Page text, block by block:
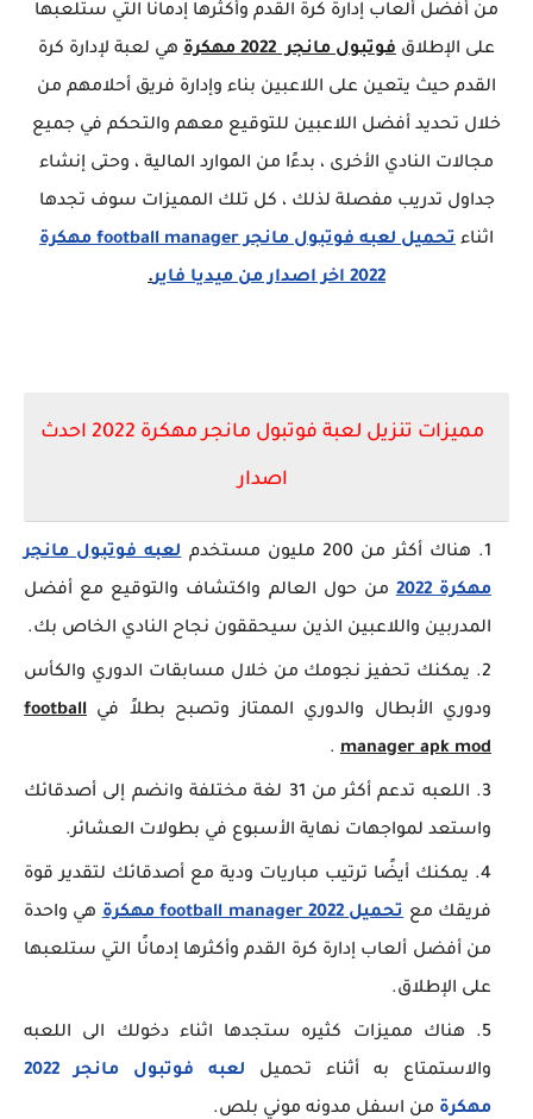
من أفضل ألعاب إدارة كرة القدم وأكثرها إدمانًا التي ستلعبها
على الإطلاق فوتبول مانجر 2022 مهكرة هي لعبة لإدارة كرة
القدم حيث يتعين على اللاعبين بناء وإدارة فريق أحلامهم من
خلال تحديد أفضل اللاعبين للتوقيع معهم والتحكم في جميع
مجالات النادي الأخرى ، بدءًا من الموارد المالية ، وحتى إنشاء
جداول تدريب مفصلة لذلك ، كل تلك المميزات سوف تجدها
اثناء
تحميل لعبه فوتبول مانجر football manager مهكرة
2022 اخر اصدار من ميديا فاير
.
مميزات تنزيل لعبة فوتبول مانجر مهكرة 2022 احدث
اصدار
هناك أكثر من 200 مليون مستخدم
لعبه فوتبول مانجر
مهكرة 2022
من حول العالم واكتشاف والتوقيع مع أفضل
المدربين واللاعبين الذين سيحققون نجاح النادي الخاص بك.
يمكنك تحفيز نجومك من خلال مسابقات الدوري والكأس
ودوري الأبطال والدوري الممتاز وتصبح بطلاً في football
manager apk mod
.
اللعبه تدعم أكثر من 31 لغة مختلفة وانضم إلى أصدقائك
واستعد لمواجهات نهاية الأسبوع في بطولات العشائر.
يمكنك أيضًا ترتيب مباريات ودية مع أصدقائك لتقدير قوة
فريقك معتحميل football manager 2022 مهكرة
هي واحدة
من أفضل ألعاب إدارة كرة القدم وأكثرها إدمانًا التي ستلعبها
على الإطلاق.
هناك مميزات كثيره ستجدها اثناء دخولك الى اللعبه
والاستمتاع به أثناء تحميل
لعبه فوتبول مانجر 2022
مهكرة من اسفل مدونه موني بلص.